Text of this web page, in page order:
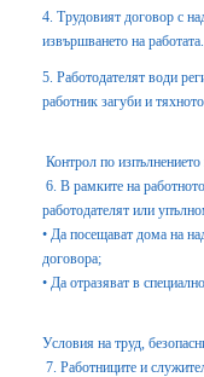
4. Трудовият договор с
извършването на работата.
5. Работодателят води
работник загуби и
Контрол по
6. В рамките на
работодателят или
• Да посещават дома на
договора;
• Да отразяват в
Условия на труд,
7. Работниците и